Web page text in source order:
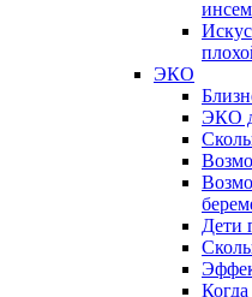
ЭКО
ЭКО
Дети